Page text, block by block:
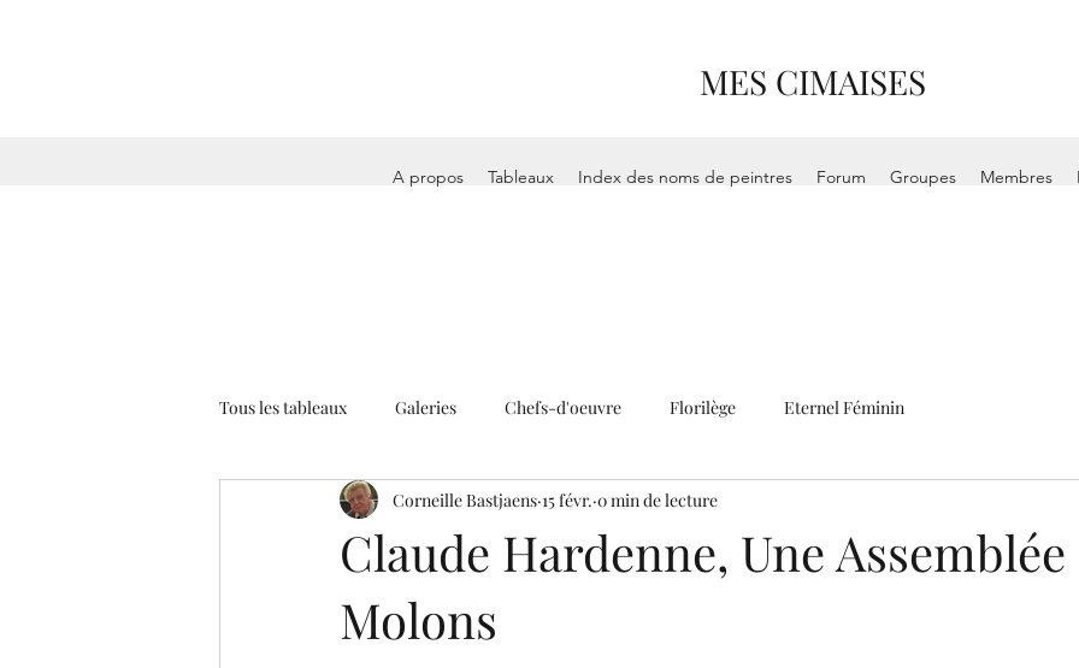
MES CIMAISES
A propos Tableaux Index des noms de peintres Forum Groupes Membres
Tous les tableaux Galeries Chefs-d'oeuvre Florilège Eternel Féminin
Claude Hardenne, Une Assemblée
Molons
Corneille Bastjaens 15 févr. 0 min de lecture